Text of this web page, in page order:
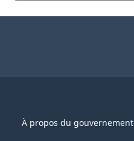
À propos du gouvernement